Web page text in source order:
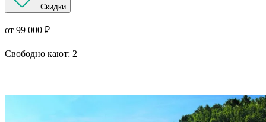
Скидки
от 99 000 ₽
Свободно кают: 2